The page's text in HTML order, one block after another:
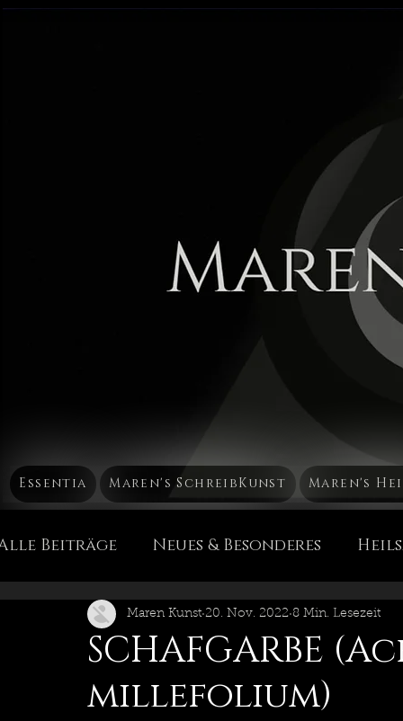
Essentia Maren's SchreibKunst Maren's
Beiträge Neues & Besonderes
Mütterchen Russland Mа́тушка Россия
Die Chakren Heil & PflegeEssenzen
SCHAFGARBE
millefolium)
Maren Kunst 20. Nov. 2022 8 Min. Lesezeit